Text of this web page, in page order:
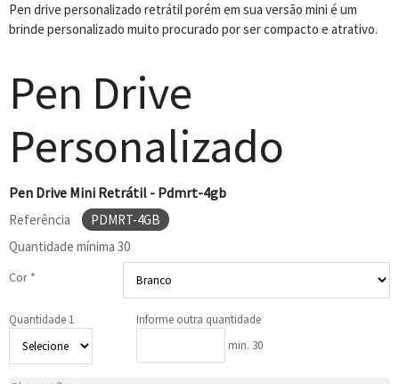
Pen drive personalizado retrátil porém em sua versão mini é um
brinde personalizado muito procurado por ser compacto e atrativo.
Pen Drive
Personalizado
Pen Drive Mini Retrátil - Pdmrt-4gb
Referência
PDMRT-4GB
Quantidade mínima 30
Cor *
Quantidade 1
Informe outra quantidade
min. 30